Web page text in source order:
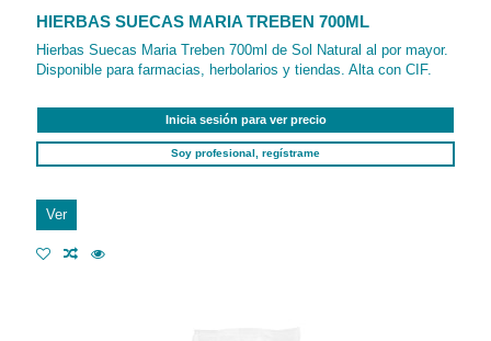
HIERBAS SUECAS MARIA TREBEN 700ML
Hierbas Suecas Maria Treben 700ml de Sol Natural al por mayor.
Disponible para farmacias, herbolarios y tiendas. Alta con CIF.
Inicia sesión para ver precio
Soy profesional, regístrame
Ver